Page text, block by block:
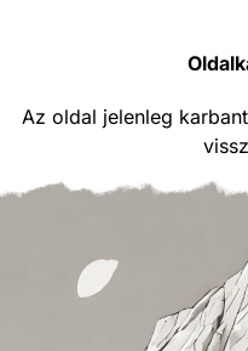
Az oldal jelenleg